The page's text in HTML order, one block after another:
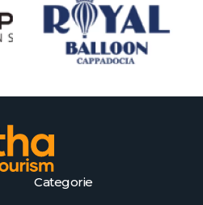
Categorie